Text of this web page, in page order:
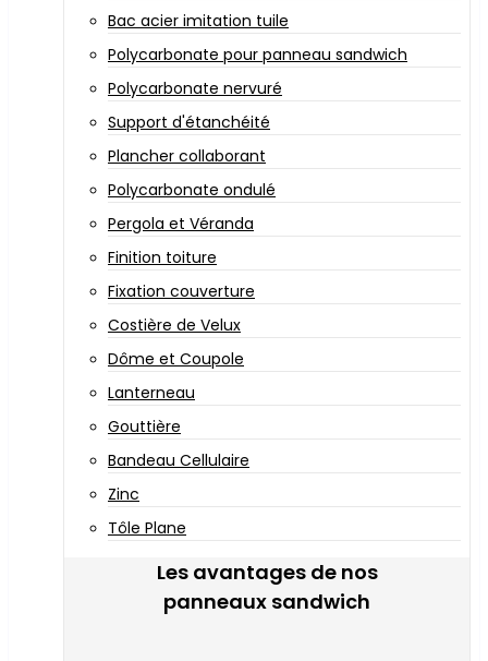
Bac acier imitation tuile
Polycarbonate pour panneau sandwich
Polycarbonate nervuré
Support d'étanchéité
Plancher collaborant
Polycarbonate ondulé
Pergola et Véranda
Finition toiture
Fixation couverture
Costière de Velux
Dôme et Coupole
Lanterneau
Gouttière
Bandeau Cellulaire
Zinc
Tôle Plane
Les avantages de nos
panneaux sandwich